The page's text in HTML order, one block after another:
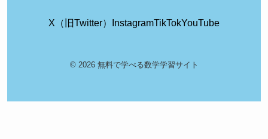
X（旧Twitter） InstagramTikTokYouTube
© 2026 無料で学べる数学学習サイト